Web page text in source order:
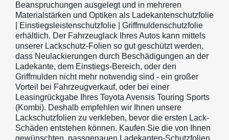
Beanspruchungen ausgelegt und in mehreren
Materialstärken und Optiken als Ladekantenschutzfolie
| Einstiegsleistenschutzfolie | Griffmuldenschutzfolie
erhältlich. Der Fahrzeuglack Ihres Autos kann mittels
unserer Lackschutz-Folien so gut geschützt werden,
dass Neulackierungen durch Beschädigungen an der
Ladekante, dem Einstiegs-Bereich, oder den
Griffmulden nicht mehr notwendig sind - ein großer
Vorteil bei Fahrzeugverkauf, oder bei einer
Leasingrückgabe Ihres Toyota Avensis Touring Sports
(Kombi). Deshalb empfehlen wir Ihnen unsere
Lackschutzfolien zu verkleben, bevor die ersten Lack-
Schäden entstehen können. Kaufen Sie die von Ihnen